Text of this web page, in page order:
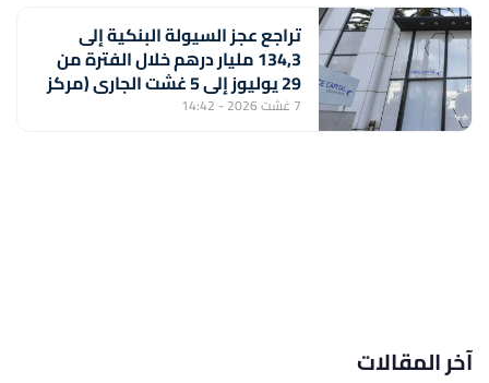
تراجع عجز السيولة البنكية إلى
134,3 مليار درهم خلال الفترة من
29 يوليوز إلى 5 غشت الجاري (مركز
أبحاث)
7 غشت 2026 - 14:42
آخر المقالات